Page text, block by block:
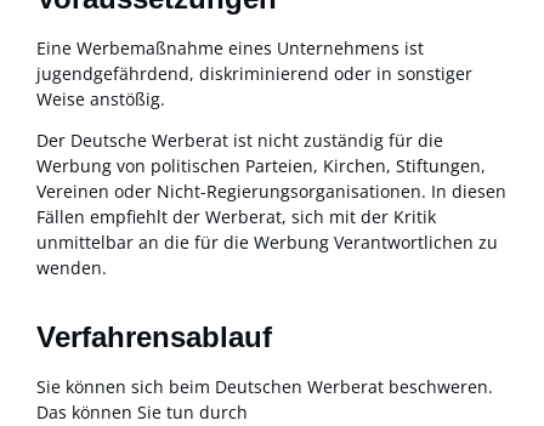
Eine Werbemaßnahme eines Unternehmens ist
jugendgefährdend, diskriminierend oder in sonstiger
Weise anstößig.
Der Deutsche Werberat ist nicht zuständig für die
Werbung von politischen Parteien, Kirchen, Stiftungen,
Vereinen oder Nicht-Regierungsorganisationen. In diesen
Fällen empfiehlt der Werberat, sich mit der Kritik
unmittelbar an die für die Werbung Verantwortlichen zu
wenden.
Verfahrensablauf
Sie können sich beim Deutschen Werberat beschweren.
Das können Sie tun durch